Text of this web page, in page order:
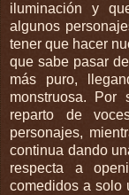
iluminación y
algunos
tener que hacer
que sabe pasar
más puro,
monstruosa.
reparto de
personajes,
continua dando
respecta a
comedidos a solo